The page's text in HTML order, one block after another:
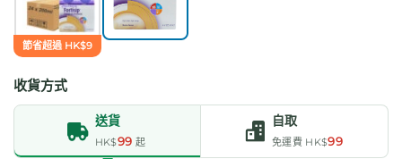
節省超過 HK$9
收貨方式
送貨
HK$99 起
自取
免運費 HK$99